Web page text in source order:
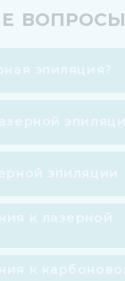
вопросы